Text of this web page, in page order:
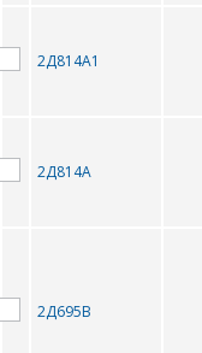
2Д814А1
2Д814А
2Д695В